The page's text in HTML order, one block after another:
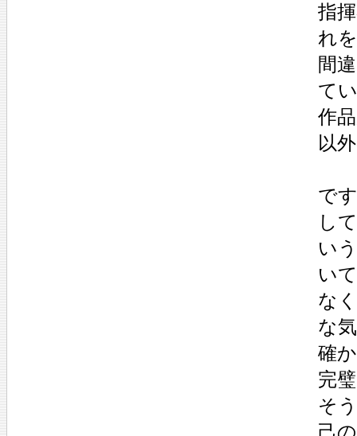
指
れ
間
て
作
以
で
し
い
い
な
な
確
完
そ
己